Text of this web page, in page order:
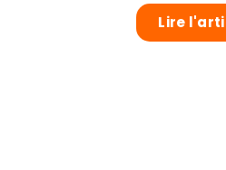
Lire